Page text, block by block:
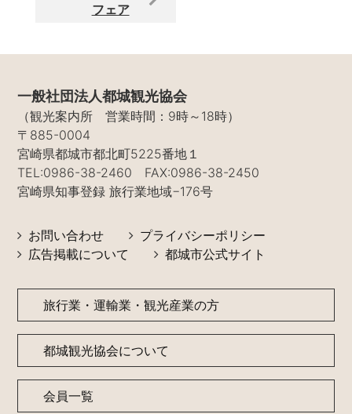
フェア
一般社団法人都城観光協会
（観光案内所 営業時間：9時～18時）
〒885-0004
宮崎県都城市都北町5225番地１
TEL:0986-38-2460 FAX:0986-38-2450
宮崎県知事登録 旅行業地域−176号
お問い合わせ
プライバシーポリシー
広告掲載について
都城市公式サイト
旅行業・運輸業・観光産業の方
都城観光協会について
会員一覧